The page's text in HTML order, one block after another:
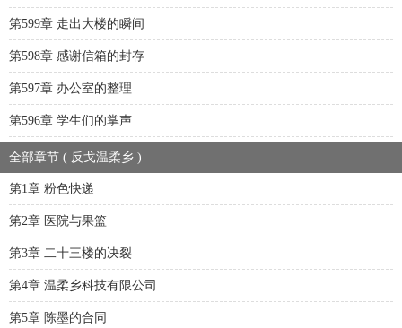
第599章 走出大楼的瞬间
第598章 感谢信箱的封存
第597章 办公室的整理
第596章 学生们的掌声
全部章节 ( 反戈温柔乡 )
第1章 粉色快递
第2章 医院与果篮
第3章 二十三楼的决裂
第4章 温柔乡科技有限公司
第5章 陈墨的合同